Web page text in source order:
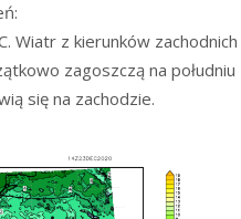
Wiatr z kierunków zachodnich
zagoszczą na południu
się na zachodzie.